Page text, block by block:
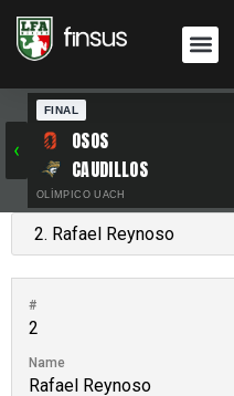
‹
FINAL
OSOS
CAUDILLOS
OLÍMPICO UACH
#
2
Name
Rafael Reynoso